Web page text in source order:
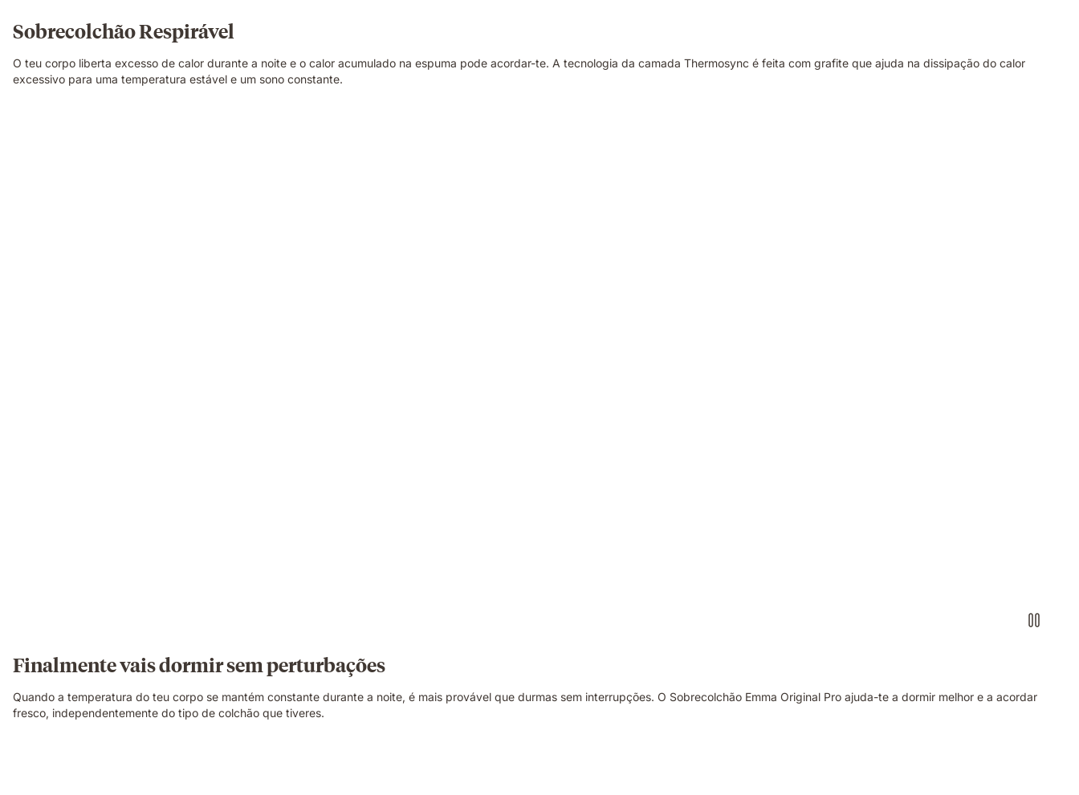
Sobrecolchão Respirável
O teu corpo liberta excesso de calor durante a noite e o calor acumulado na espuma pode acordar-te. A tecnologia da camada Thermosync é feita com grafite que ajuda na dissipação do calor
excessivo para uma temperatura estável e um sono constante.
Finalmente vais dormir sem perturbações
Quando a temperatura do teu corpo se mantém constante durante a noite, é mais provável que durmas sem interrupções. O Sobrecolchão Emma Original Pro ajuda-te a dormir melhor e a acordar
fresco, independentemente do tipo de colchão que tiveres.